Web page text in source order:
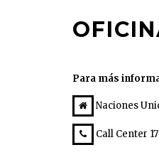
Para más
Naciones
Call Center